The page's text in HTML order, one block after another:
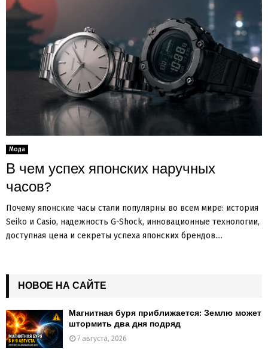
Мода
В чем успех японских наручных
часов?
Почему японские часы стали популярны во всем мире: история
Seiko и Casio, надежность G-Shock, инновационные технологии,
доступная цена и секреты успеха японских брендов....
НОВОЕ НА САЙТЕ
Магнитная буря приближается: Землю может
штормить два дня подряд
7 августа, 2026